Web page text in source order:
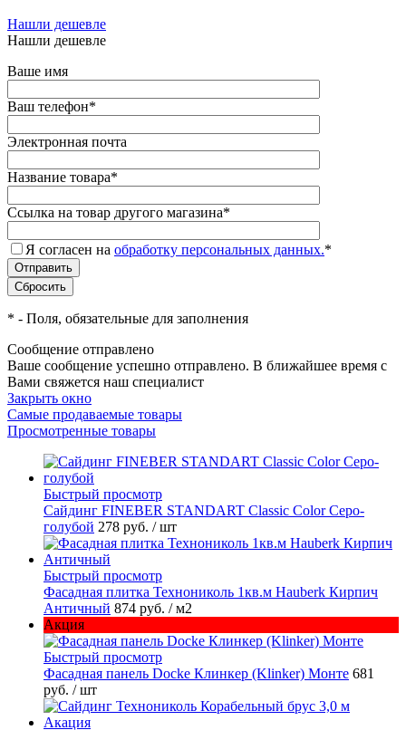
Нашли дешевле
Нашли дешевле
Ваше имя
Ваш телефон*
Электронная почта
Название товара*
Ссылка на товар другого магазина*
Я согласен на обработку персональных данных.*
* - Поля, обязательные для заполнения
Сообщение отправлено
Ваше сообщение успешно отправлено. В ближайшее время с
Вами свяжется наш специалист
Закрыть окно
Самые продаваемые товары
Просмотренные товары
Быстрый просмотр
Cайдинг FINEBER STANDART Classic Color Серо-
голубой 278 руб. / шт
Быстрый просмотр
Фасадная плитка Технониколь 1кв.м Hauberk Кирпич
Античный 874 руб. / м2
Акция
Быстрый просмотр
Фасадная панель Docke Клинкер (Klinker) Монте 681
руб. / шт